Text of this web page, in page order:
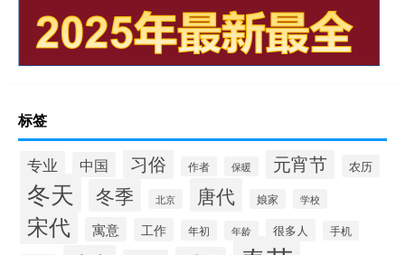
标签
专业 中国 习俗 作者 保暖 元宵节 农历
冬天 冬季 北京 唐代 娘家 学校
宋代 寓意 工作 年初 年龄 很多人 手机